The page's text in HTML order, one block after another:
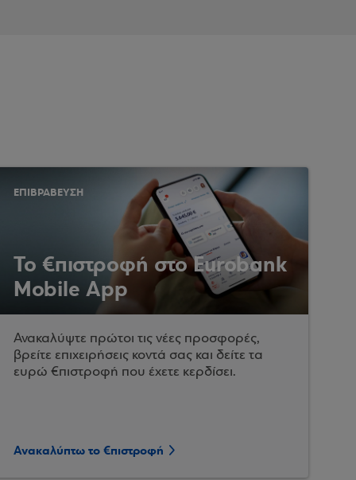
ΕΠΙΒΡΑΒΕΥΣΗ
Το €πιστροφή στο Eurobank
Mobile App
Ανακαλύψτε πρώτοι τις νέες προσφορές,
βρείτε επιχειρήσεις κοντά σας και δείτε τα
ευρώ €πιστροφή που έχετε κερδίσει.
Ανακαλύπτω το €πιστροφή